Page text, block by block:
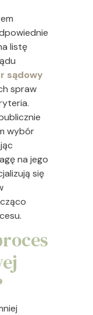
listę
sądowy
spraw
wybór
na jego
się